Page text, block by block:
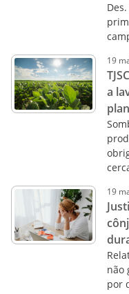
19
a
19
não
por